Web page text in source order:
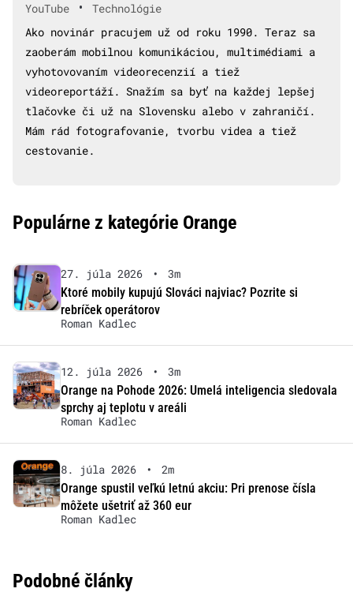
YouTube •
Technológie
Ako novinár pracujem už od roku 1990. Teraz sa
zaoberám mobilnou komunikáciou, multimédiami a
vyhotovovaním videorecenzií a tiež
videoreportáží. Snažím sa byť na každej lepšej
tlačovke či už na Slovensku alebo v zahraničí.
Mám rád fotografovanie, tvorbu videa a tiež
cestovanie.
Populárne z kategórie Orange
27. júla 2026 •
3m
Ktoré mobily kupujú Slováci najviac? Pozrite si
rebríček operátorov
Roman Kadlec
12. júla 2026 •
3m
Orange na Pohode 2026: Umelá inteligencia sledovala
sprchy aj teplotu v areáli
Roman Kadlec
8. júla 2026 •
2m
Orange spustil veľkú letnú akciu: Pri prenose čísla
môžete ušetriť až 360 eur
Roman Kadlec
Podobné články